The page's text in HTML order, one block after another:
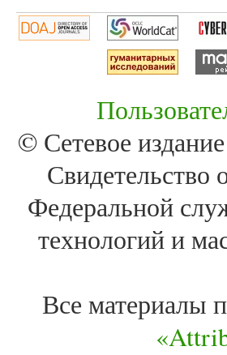
© Сетевое
Федеральной
технологий и
Все материалы